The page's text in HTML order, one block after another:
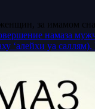
за имамом
намаза
‘алейхи уа